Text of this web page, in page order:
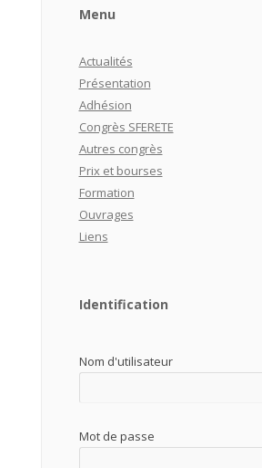
Menu
Actualités
Présentation
Adhésion
Congrès SFERETE
Autres congrès
Prix et bourses
Formation
Ouvrages
Liens
Identification
Nom d'utilisateur
Mot de passe